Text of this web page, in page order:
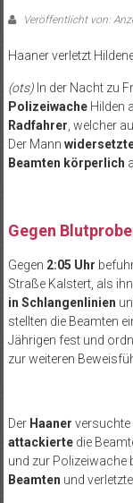
Veröffentlicht von:
Haaner verletzt
(ots)In der Nacht zu
PolizeiwacheHilden
Radfahrer , welcher
Der Mann
Beamten körperlich
Gegen
Gegen 2:05 Uhr
Straße Kalstert, als
in Schlangenlinien
stellten die Beamten
Jährigen fest und
zur weiteren
Der Haaner versuchte
attackiertedie
und zur Polizeiwache
Beamten und